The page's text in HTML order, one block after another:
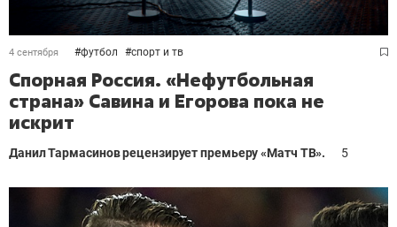
4 сентября #футбол #спорт и тв
Спорная Россия. «Нефутбольная
страна» Савина и Егорова пока не
искрит
Данил Тармасиноврецензирует премьеру «Матч ТВ». 5